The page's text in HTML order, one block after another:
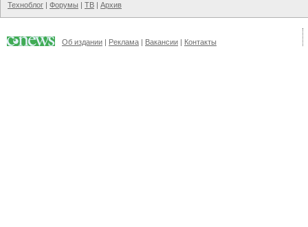
Техноблог | Форумы | ТВ | Архив
Об издании | Реклама | Вакансии | Контакты